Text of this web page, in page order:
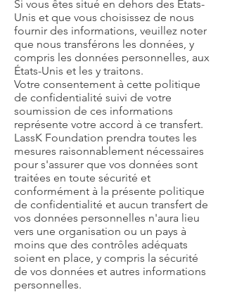
Si vous êtes situé en dehors des États-
Unis et que vous choisissez de nous
fournir des informations, veuillez noter
que nous transférons les données, y
compris les données personnelles, aux
États-Unis et les y traitons.
Votre consentement à cette politique
de confidentialité suivi de votre
soumission de ces informations
représente votre accord à ce transfert.
LassK Foundation prendra toutes les
mesures raisonnablement nécessaires
pour s'assurer que vos données sont
traitées en toute sécurité et
conformément à la présente politique
de confidentialité et aucun transfert de
vos données personnelles n'aura lieu
vers une organisation ou un pays à
moins que des contrôles adéquats
soient en place, y compris la sécurité
de vos données et autres informations
personnelles.